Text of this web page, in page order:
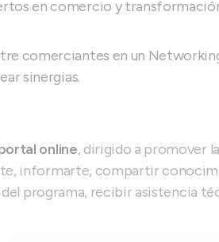
en comercio y
comerciantes en un
sinergias.
online, dirigido a promover
informarte, compartir
programa, recibir asistencia